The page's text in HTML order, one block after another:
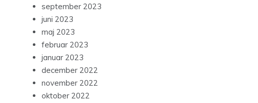
september 2023
juni 2023
maj 2023
februar 2023
januar 2023
december 2022
november 2022
oktober 2022